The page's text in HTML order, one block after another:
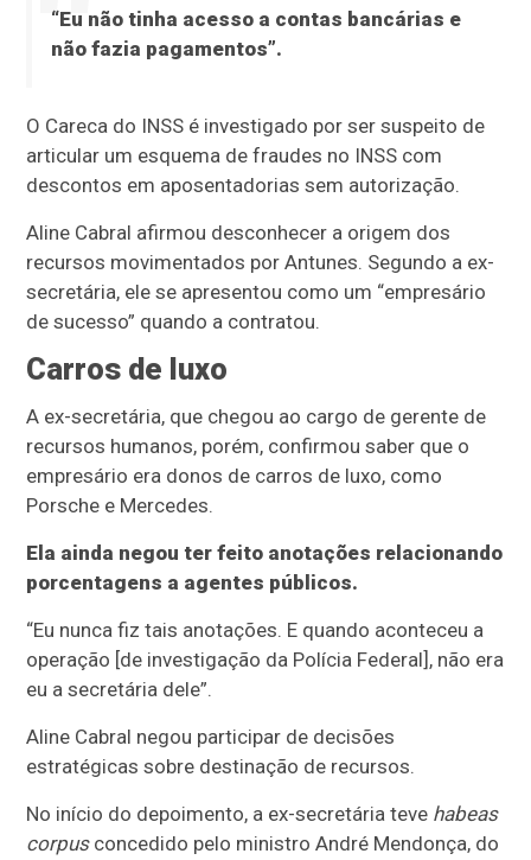
“Eu não tinha acesso a contas bancárias e
não fazia pagamentos”.
O Careca do INSS é investigado por ser suspeito de
articular um esquema de fraudes no INSS com
descontos em aposentadorias sem autorização.
Aline Cabral afirmou desconhecer a origem dos
recursos movimentados por Antunes. Segundo a ex-
secretária, ele se apresentou como um “empresário
de sucesso” quando a contratou.
Carros de luxo
A ex-secretária, que chegou ao cargo de gerente de
recursos humanos, porém, confirmou saber que o
empresário era donos de carros de luxo, como
Porsche e Mercedes.
Ela ainda negou ter feito anotações relacionando
porcentagens a agentes públicos.
“Eu nunca fiz tais anotações. E quando aconteceu a
operação [de investigação da Polícia Federal], não era
eu a secretária dele”.
Aline Cabral negou participar de decisões
estratégicas sobre destinação de recursos.
No início do depoimento, a ex-secretária teve habeas
corpusconcedido pelo ministro André Mendonça, do